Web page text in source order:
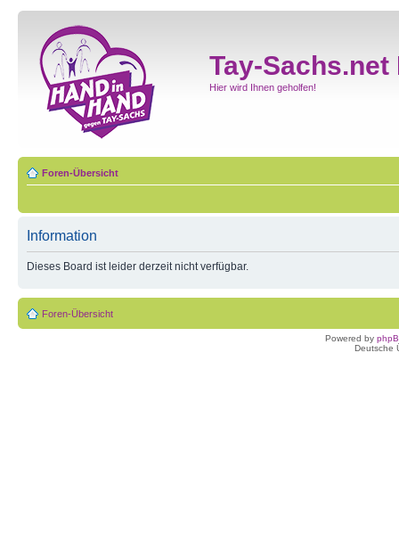
Tay-Sachs.net
Hier wird Ihnen geholfen!
Foren-Übersicht
Information
Dieses Board ist leider derzeit nicht verfügbar.
Foren-Übersicht
Powered by
Deutsche